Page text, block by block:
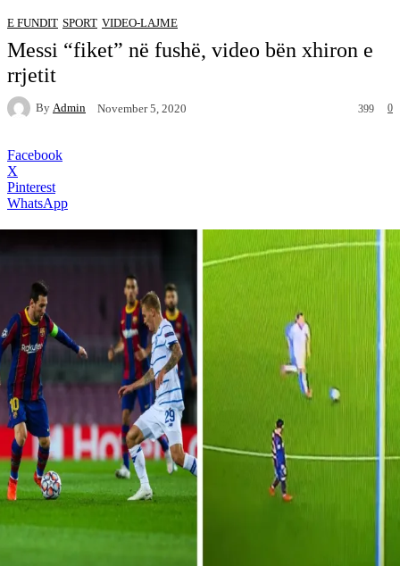
E FUNDIT SPORT VIDEO-LAJME
Messi “fiket” në fushë, video bën xhiron e
rrjetit
By Admin November 5, 2020 0
399
Facebook
X
Pinterest
WhatsApp